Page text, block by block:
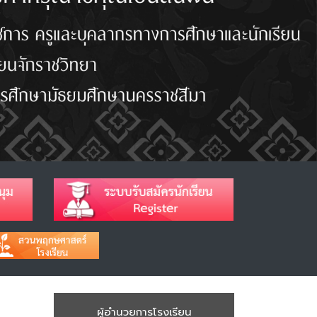
ผู้อำนวยการโรงเรียน